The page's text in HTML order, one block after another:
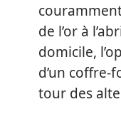
de l’or à
domicile,
d’un coffre-
tour des